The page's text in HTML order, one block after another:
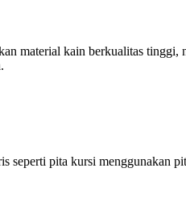
material kain berkualitas tinggi,
seperti pita kursi menggunakan